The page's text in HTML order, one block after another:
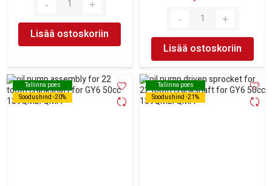
Lisää ostoskoriin
Lisää ostoskoriin
Tallinna poes
Soodushind -20%
Tallinna poes
Soodushind -20%
Tallinna poes
Soodushind -21%
Tallinna poes
Soodushind -21%